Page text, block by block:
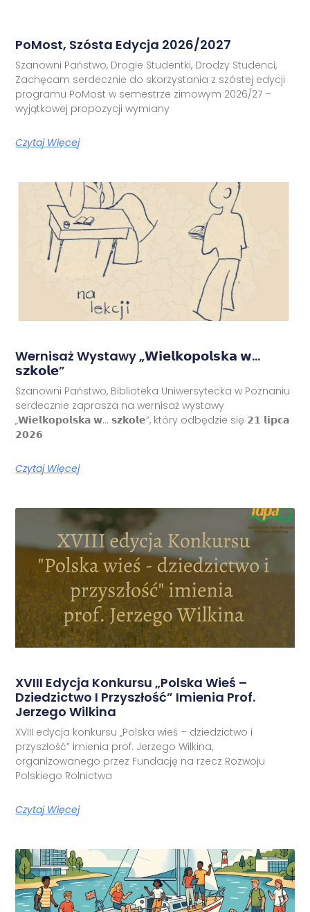
PoMost, Szósta Edycja 2026/2027
Szanowni Państwo, Drogie Studentki, Drodzy Studenci,
Zachęcam serdecznie do skorzystania z szóstej edycji
programu PoMost w semestrze zimowym 2026/27 –
wyjątkowej propozycji wymiany
Czytaj Więcej
Wernisaż Wystawy „𝗪𝗶𝗲𝗹𝗸𝗼𝗽𝗼𝗹𝘀𝗸𝗮 𝘄…
𝘀𝘇𝗸𝗼𝗹𝗲”
Szanowni Państwo, Biblioteka Uniwersytecka w Poznaniu
serdecznie zaprasza na wernisaż wystawy
„𝗪𝗶𝗲𝗹𝗸𝗼𝗽𝗼𝗹𝘀𝗸𝗮 𝘄… 𝘀𝘇𝗸𝗼𝗹𝗲”, który odbędzie się 𝟮𝟭 𝗹𝗶𝗽𝗰𝗮
𝟮𝟬𝟮𝟲
Czytaj Więcej
XVIII Edycja Konkursu „Polska Wieś –
Dziedzictwo I Przyszłość” Imienia Prof.
Jerzego Wilkina
XVIII edycja konkursu „Polska wieś – dziedzictwo i
przyszłość” imienia prof. Jerzego Wilkina,
organizowanego przez Fundację na rzecz Rozwoju
Polskiego Rolnictwa
Czytaj Więcej